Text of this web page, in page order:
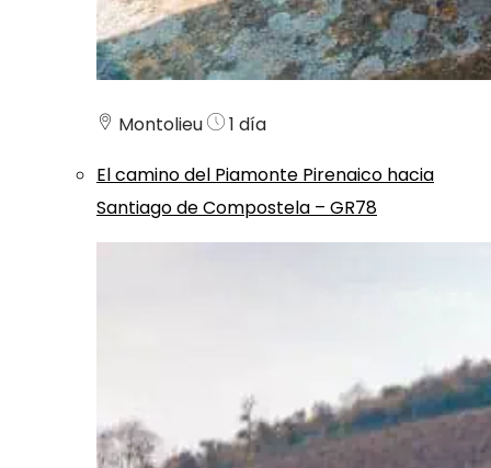
Montolieu
1 día
El camino del Piamonte Pirenaico hacia
Santiago de Compostela – GR78